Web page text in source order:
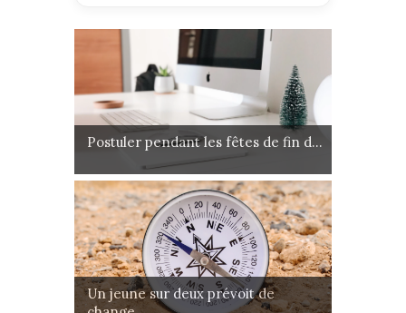
Postuler pendant les fêtes de fin d...
Un jeune sur deux prévoit de